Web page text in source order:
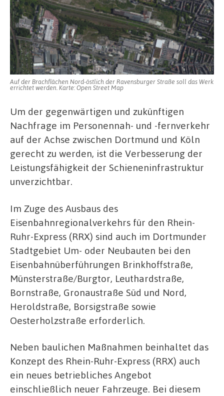
Auf der Brachflächen Nord-östlich der Ravensburger Straße soll das Werk
errichtet werden. Karte: Open Street Map
Um der gegenwärtigen und zukünftigen
Nachfrage im Personennah- und -fernverkehr
auf der Achse zwischen Dortmund und Köln
gerecht zu werden, ist die Verbesserung der
Leistungsfähigkeit der Schieneninfrastruktur
unverzichtbar.
Im Zuge des Ausbaus des
Eisenbahnregionalverkehrs für den Rhein-
Ruhr-Express (RRX) sind auch im Dortmunder
Stadtgebiet Um- oder Neubauten bei den
Eisenbahnüberführungen Brinkhoffstraße,
Münsterstraße/Burgtor, Leuthardstraße,
Bornstraße, Gronaustraße Süd und Nord,
Heroldstraße, Borsigstraße sowie
Oesterholzstraße erforderlich.
Neben baulichen Maßnahmen beinhaltet das
Konzept des Rhein-Ruhr-Express (RRX) auch
ein neues betriebliches Angebot
einschließlich neuer Fahrzeuge. Bei diesem